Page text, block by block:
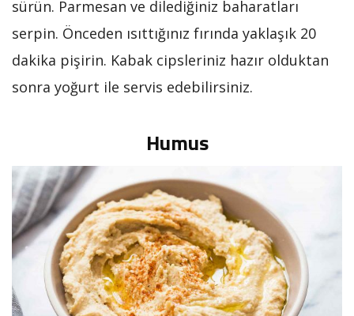
sürün. Parmesan ve dilediğiniz baharatları
serpin. Önceden ısıttığınız fırında yaklaşık 20
dakika pişirin. Kabak cipsleriniz hazır olduktan
sonra yoğurt ile servis edebilirsiniz.
Humus